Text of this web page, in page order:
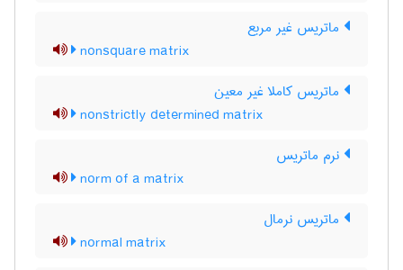
ماتریس غیر مربع
nonsquare matrix
ماتریس کاملا غیر معین
nonstrictly determined matrix
نرم ماتریس
norm of a matrix
ماتریس نرمال
normal matrix